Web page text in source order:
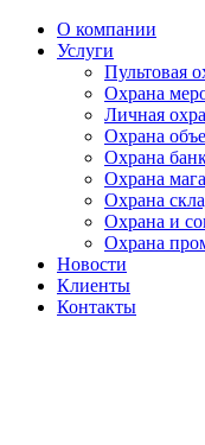
О компании
Услуги
Пультовая
Охрана
Личная
Oхрана
Охрана
Охрана
Охрана
Охрана и
Охрана
Новости
Клиенты
Контакты